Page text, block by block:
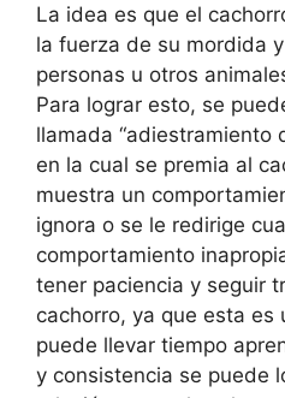
La idea es que el
la fuerza de su mordida
personas u otros
Para lograr esto, se
llamada “adiestramiento
en la cual se premia al
muestra un
ignora o se le redirige
comportamiento
tener paciencia y seguir
cachorro, ya que esta es
puede llevar tiempo
y consistencia se puede